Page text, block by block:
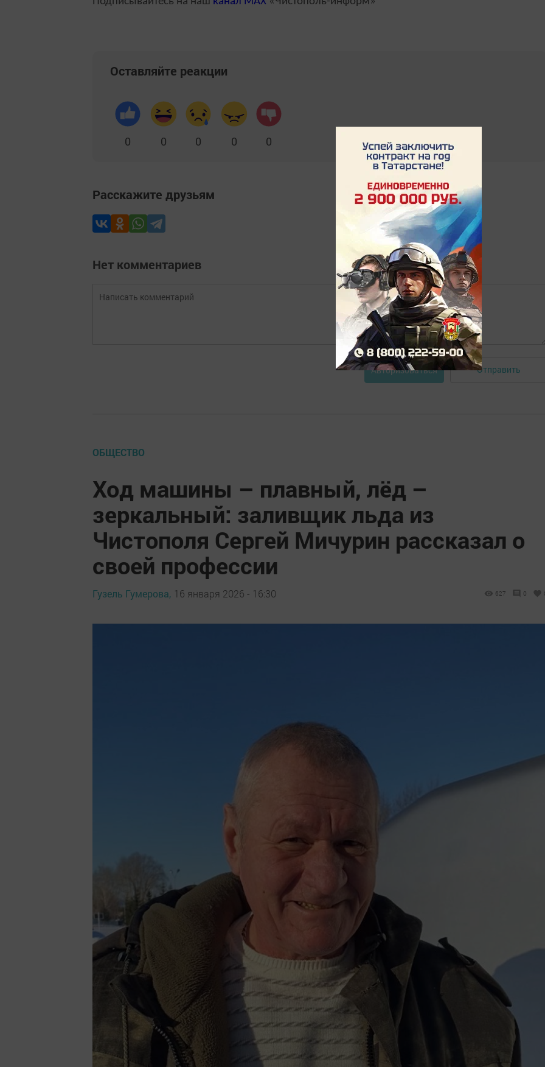
Оставляйте реакции
0 0 0 0 0
Расскажите друзьям
Нет комментариев
Авторизоваться Отправить
ОБЩЕСТВО
Ход машины – плавный, лёд –
зеркальный: заливщик льда из
Чистополя Сергей Мичурин рассказал о
своей профессии
Гузель Гумерова, 16 января 2026 - 16:30 627 0